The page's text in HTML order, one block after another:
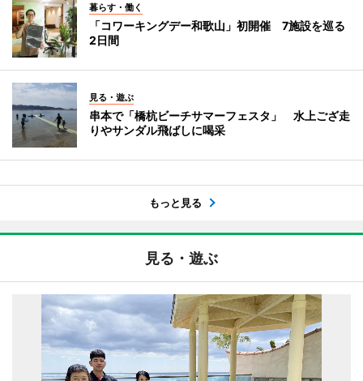
暮らす・働く
「コワーキングデー和歌山」初開催 7施設を巡る
2日間
見る・遊ぶ
串本で「橋杭ビーチサマーフェスタ」 水上ござ走
りやサンダル飛ばしに喝采
もっと見る
見る・遊ぶ